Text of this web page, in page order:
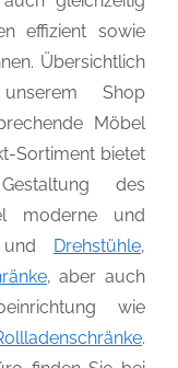
effizient sowie
Übersichtlich
Shop
Möbel
Sortiment bietet
des
moderne und
und
Drehstühle,
, aber auch
wie
.